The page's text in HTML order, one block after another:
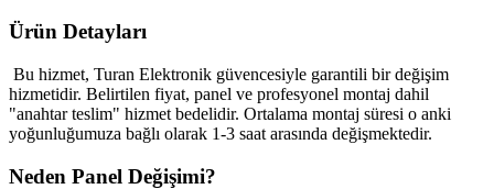
Ürün Detayları
Bu hizmet, Turan Elektronik güvencesiyle garantili bir değişim
hizmetidir. Belirtilen fiyat, panel ve profesyonel montaj dahil
"anahtar teslim" hizmet bedelidir. Ortalama montaj süresi o anki
yoğunluğumuza bağlı olarak 1-3 saat arasında değişmektedir.
Neden Panel Değişimi?